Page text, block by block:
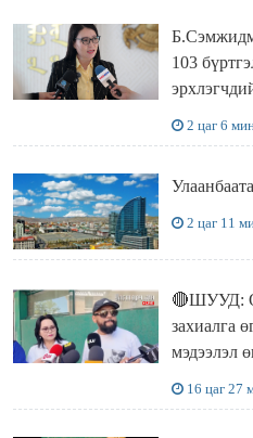
103
2 цаг 6
2 цаг 11
🔴ШУУД:
захиалга
мэдээлэл
16 цаг 27